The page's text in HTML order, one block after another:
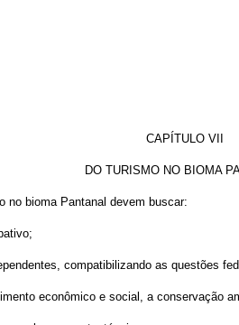
CAPÍTULO VII
DO TURISMO NO BIOMA
no bioma Pantanal devem buscar:
compatibilizando as questões
econômico e social, a